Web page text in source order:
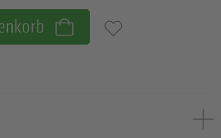
Zum Merkzettel hinzufügen